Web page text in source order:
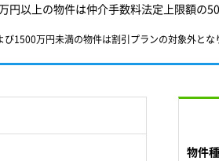
円以上の物件は仲介手数料法定上限額の
1500万円未満の物件は割引プランの対象外とな
物件